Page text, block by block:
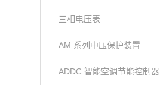
三相电压表
AM 系列中压保护装置
ADDC 智能空调节能控制器